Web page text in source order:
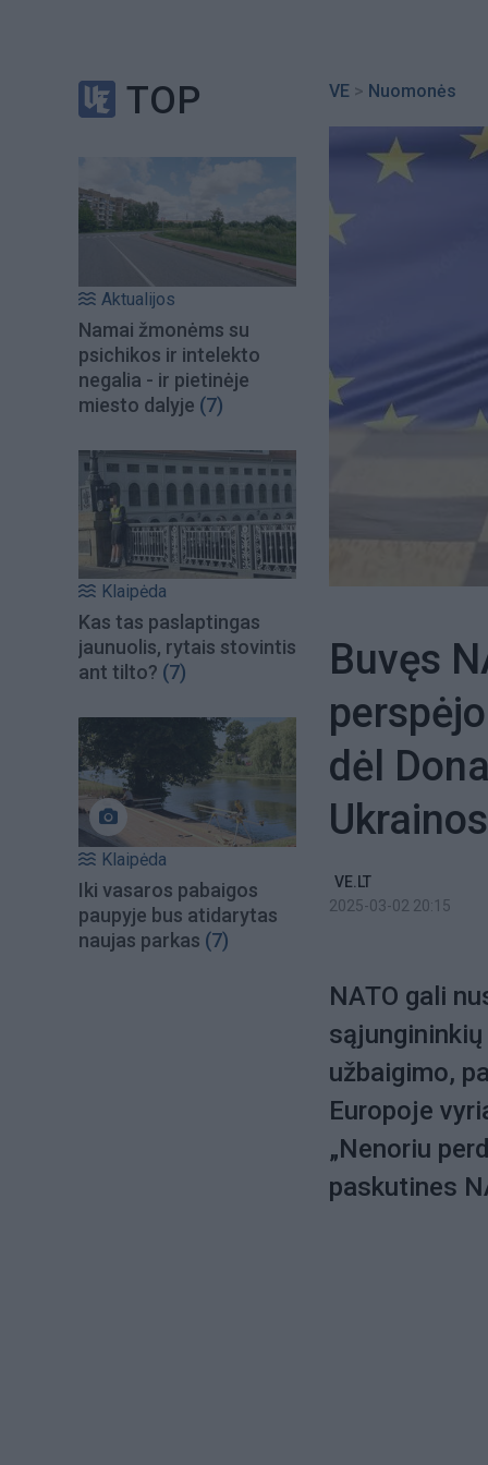
TOP
Aktualijos
Namai žmonėms su
psichikos ir intelekto
negalia - ir pietinėje
miesto dalyje (7)
Klaipėda
Kas tas paslaptingas
jaunuolis, rytais stovintis
ant tilto? (7)
Klaipėda
Iki vasaros pabaigos
paupyje bus atidarytas
naujas parkas (7)
VE > Nuomonės
Buvęs
dėl
Ukrainos
VE.LT
2025-03-02 20:15
NATO gali
užbaigimo,
Europoje
„Nenoriu
paskutines